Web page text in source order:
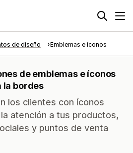
de diseño Emblemas e íconos
de emblemas e íconos
la bordes
los clientes con íconos
atención a tus productos,
y puntos de venta